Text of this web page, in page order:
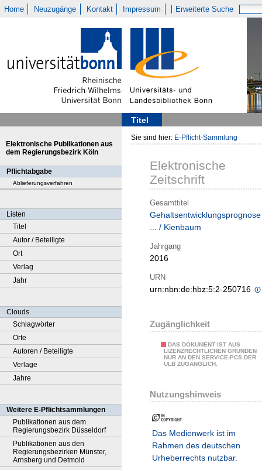
Home Neuzugänge Kontakt Impressum Erweiterte Suche
Titel
Elektronische Publikationen aus
dem Regierungsbezirk Köln
Pflichtabgabe
Ablieferungsverfahren
Listen
Titel
Autor / Beteiligte
Ort
Verlag
Jahr
Clouds
Schlagwörter
Orte
Autoren / Beteiligte
Verlage
Jahre
Weitere E-Pflichtsammlungen
Publikationen aus dem
Regierungsbezirk Düsseldorf
Publikationen aus den
Regierungsbezirken Münster,
Arnsberg und Detmold
Sie sind hier: E-Pflicht-Sammlung
Elektronische
Zeitschrift
Gesamttitel
Gehaltsentwicklungsprognose
... / Kienbaum
Jahrgang
2016
URN
urn:nbn:de:hbz:5:2-250716
Zugänglichkeit
DAS DOKUMENT IST AUS
LIZENZRECHTLICHEN GRÜNDEN
NUR AN DEN SERVICE-PCS DER
ULB ZUGÄNGLICH.
Nutzungshinweis
Das Medienwerk ist im
Rahmen des deutschen
Urheberrechts nutzbar.